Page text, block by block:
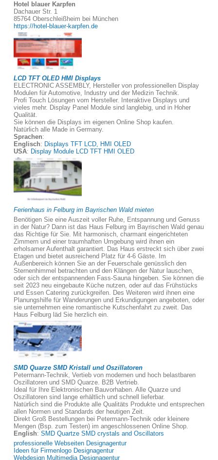
Hotel blauer Karpfen
Dachauer Str. 1
85764 Oberschleißheim bei München
https://hotel-blauer-karpfen.de
LCD TFT OLED HMI Displays
ELECTRONIC ASSEMBLY, Hersteller von professionellen Display
Modulen für Automotive, Industry und der Medizin Technik.
Profi Touch Lösungen vom Hersteller. Interaktive Displays und
vieles mehr. Display Panel Module sind langlebig, und in Hoher
Qualität.
Sie können die Displays im eigenen Online Shop kaufen.
Natürlich alle Made in Germany.
Sprachen:
Englisch: Displays TFT LCD, HMI OLED
USA: Display Module LCD TFT HMI OLED
Ferienhaus in Felburg im Bayrischen Wald mieten
Benötigen Sie eine Auszeit voller Ruhe, Entspannung und Genuss
in der Natur? Dann ist das Haus Felburg im Bayrischen Wald genau
das Richtige für Sie. Mit harmonisch, charmant eingerichteten
Zimmern und einer traumhaften Umgebung wird ihnen ein
erholsamer Aufenthalt garantiert. Das Haus erstreckt sich über zwei
Etagen und bietet ausreichend Platz für 4-6 Gäste. Im
Außenbereich können Sie an der Feuerschale genüsslich den
Sternenhimmel betrachten und den Klängen der Natur lauschen,
oder sich der entspannenden Fass-Sauna hingeben. Sie können die
seit 2023 neu eingebaute Küche nutzen, oder auf das Frühstücks
und Essen Catering zurückgreifen. Des Weiteren wird ihnen eine
Planungshilfe für Wanderungen und Erkundigungen angeboten, oder
sie unternehmen eine romantische Kutschenfahrt zu zweit. Das
Haus Felburg läd Sie herzlich ein.
SMD Quarze SMD Kristall und Oszillatoren
Petermann-Technik, Vertieb von modernen und hoch belastbaren
Oszillatoren und SMD Quarze. B2B Vertrieb.
Ideal für Ihre Elektronischen Bauvorhaben. Alle Quarze und
Oszillatoren sind lange erhältlich und schnell lieferbar.
Natürlich sind die Produkte alle Qualitäts Produkte und entsprechen
allen Normen und Standards der heutigen Zeit.
Direkt Groß Bestellungen bei Petermann-Technik oder kleinere
Mengen (Bsp. zum Testen) im angeschlossenen Online Shop.
English: SMD Quartze SMD crystals and Oscillators
professionelle Webseiten Designagentur
Ideen für Firmenlogo Designagentur
Webdesign Multimedia Designagentur